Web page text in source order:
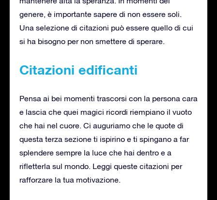
genere, è importante sapere di non essere soli.
Una selezione di citazioni può essere quello di cui
si ha bisogno per non smettere di sperare.
Citazioni edificanti
Pensa ai bei momenti trascorsi con la persona cara
e lascia che quei magici ricordi riempiano il vuoto
che hai nel cuore. Ci auguriamo che le quote di
questa terza sezione ti ispirino e ti spingano a far
splendere sempre la luce che hai dentro e a
rifletterla sul mondo. Leggi queste citazioni per
rafforzare la tua motivazione.